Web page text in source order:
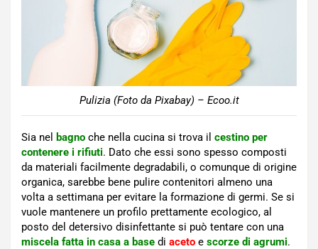
Pulizia (Foto da Pixabay) – Ecoo.it
Sia nel bagno che nella cucina si trova il cestino per
contenere i rifiuti. Dato che essi sono spesso composti
da materiali facilmente degradabili, o comunque di origine
organica, sarebbe bene pulire contenitori almeno una
volta a settimana per evitare la formazione di germi. Se si
vuole mantenere un profilo prettamente ecologico, al
posto del detersivo disinfettante si può tentare con una
miscela fatta in casa a base di aceto e scorze di agrumi.